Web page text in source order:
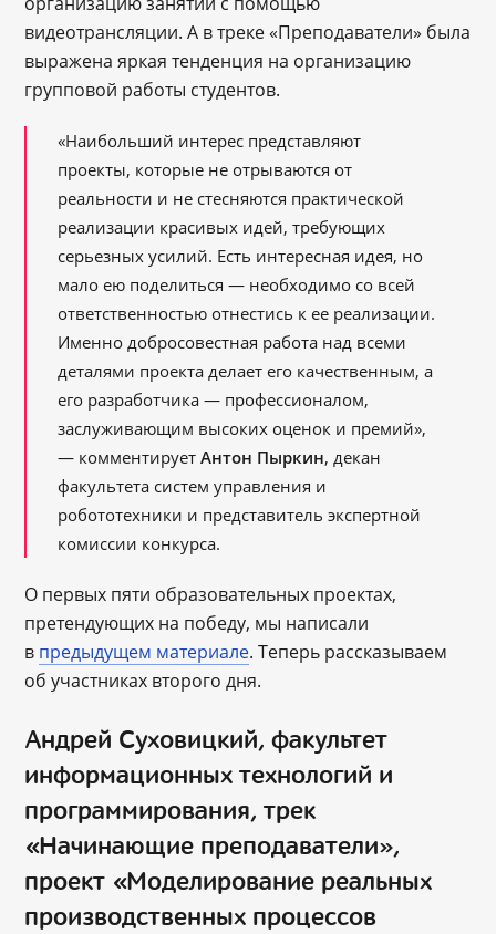
видеотрансляции. А в треке «Преподаватели» была
выражена яркая тенденция на организацию
групповой работы студентов.
«Наибольший интерес представляют
проекты, которые не отрываются от
реальности и не стесняются практической
реализации красивых идей, требующих
серьезных усилий. Есть интересная идея, но
мало ею поделиться — необходимо со всей
ответственностью отнестись к ее реализации.
Именно добросовестная работа над всеми
деталями проекта делает его качественным, а
его разработчика — профессионалом,
заслуживающим высоких оценок и премий»,
— комментируетАнтон Пыркин, декан
факультета систем управления и
робототехники и представитель экспертной
комиссии конкурса.
О первых пяти образовательных проектах,
претендующих на победу, мы написали
в предыдущем материале. Теперь рассказываем
об участниках второго дня.
Андрей Суховицкий, факультет
информационных технологий и
программирования, трек
«Начинающие преподаватели»,
проект «Моделирование реальных
производственных процессов